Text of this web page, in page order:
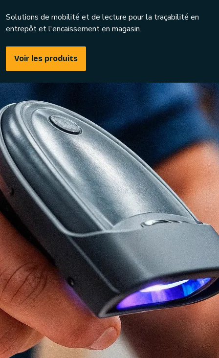
Solutions de mobilité et de lecture pour la traçabilité en
entrepôt et l'encaissement en magasin.
Voir les produits